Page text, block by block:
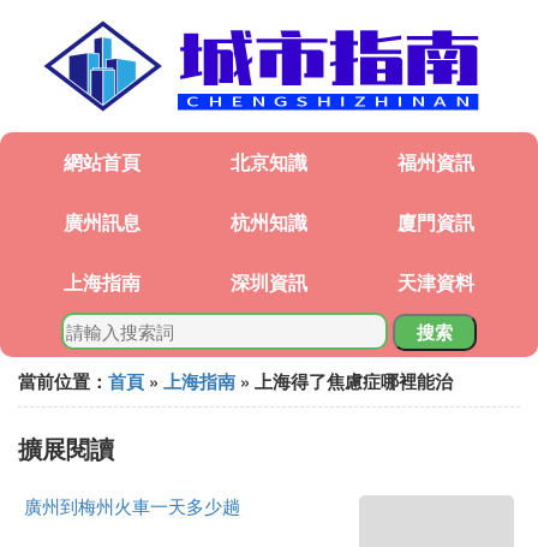
網站首頁 北京知識 福州資訊
廣州訊息 杭州知識 廈門資訊
上海指南 深圳資訊 天津資料
搜索
當前位置： 首頁 » 上海指南 » 上海得了焦慮症哪裡能治
擴展閱讀
廣州到梅州火車一天多少趟